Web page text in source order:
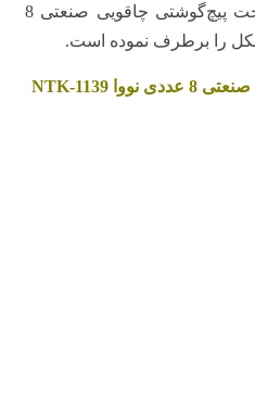
همراه داشت؛ اما نووا با ساخت پیچ‌گوشتی چاقویی صنعتی 8
نووا NTK-1139